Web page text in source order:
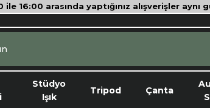
16:00 arasında yaptığınız alışverişler
Stüdyo
Işık
Tripod Çanta